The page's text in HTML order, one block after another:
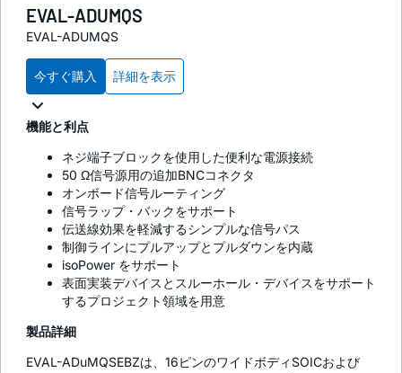
EVAL-ADUMQS
EVAL-ADUMQS
今すぐ購入 詳細を表示
機能と利点
ネジ端子ブロックを使用した便利な電源接続
50 Ω信号源用の追加BNCコネクタ
オンボード信号ルーティング
信号ラップ・バックをサポート
伝送線効果を軽減するシンプルな信号パス
制御ラインにプルアップとプルダウンを内蔵
isoPower をサポート
表面実装デバイスとスルーホール・デバイスをサポート
するプロジェクト領域を用意
製品詳細
EVAL-ADuMQSEBZは、16ピンのワイドボディSOICおよび